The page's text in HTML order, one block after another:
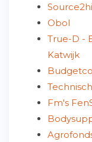
Obol
True-D -
Katwijk
Fm's